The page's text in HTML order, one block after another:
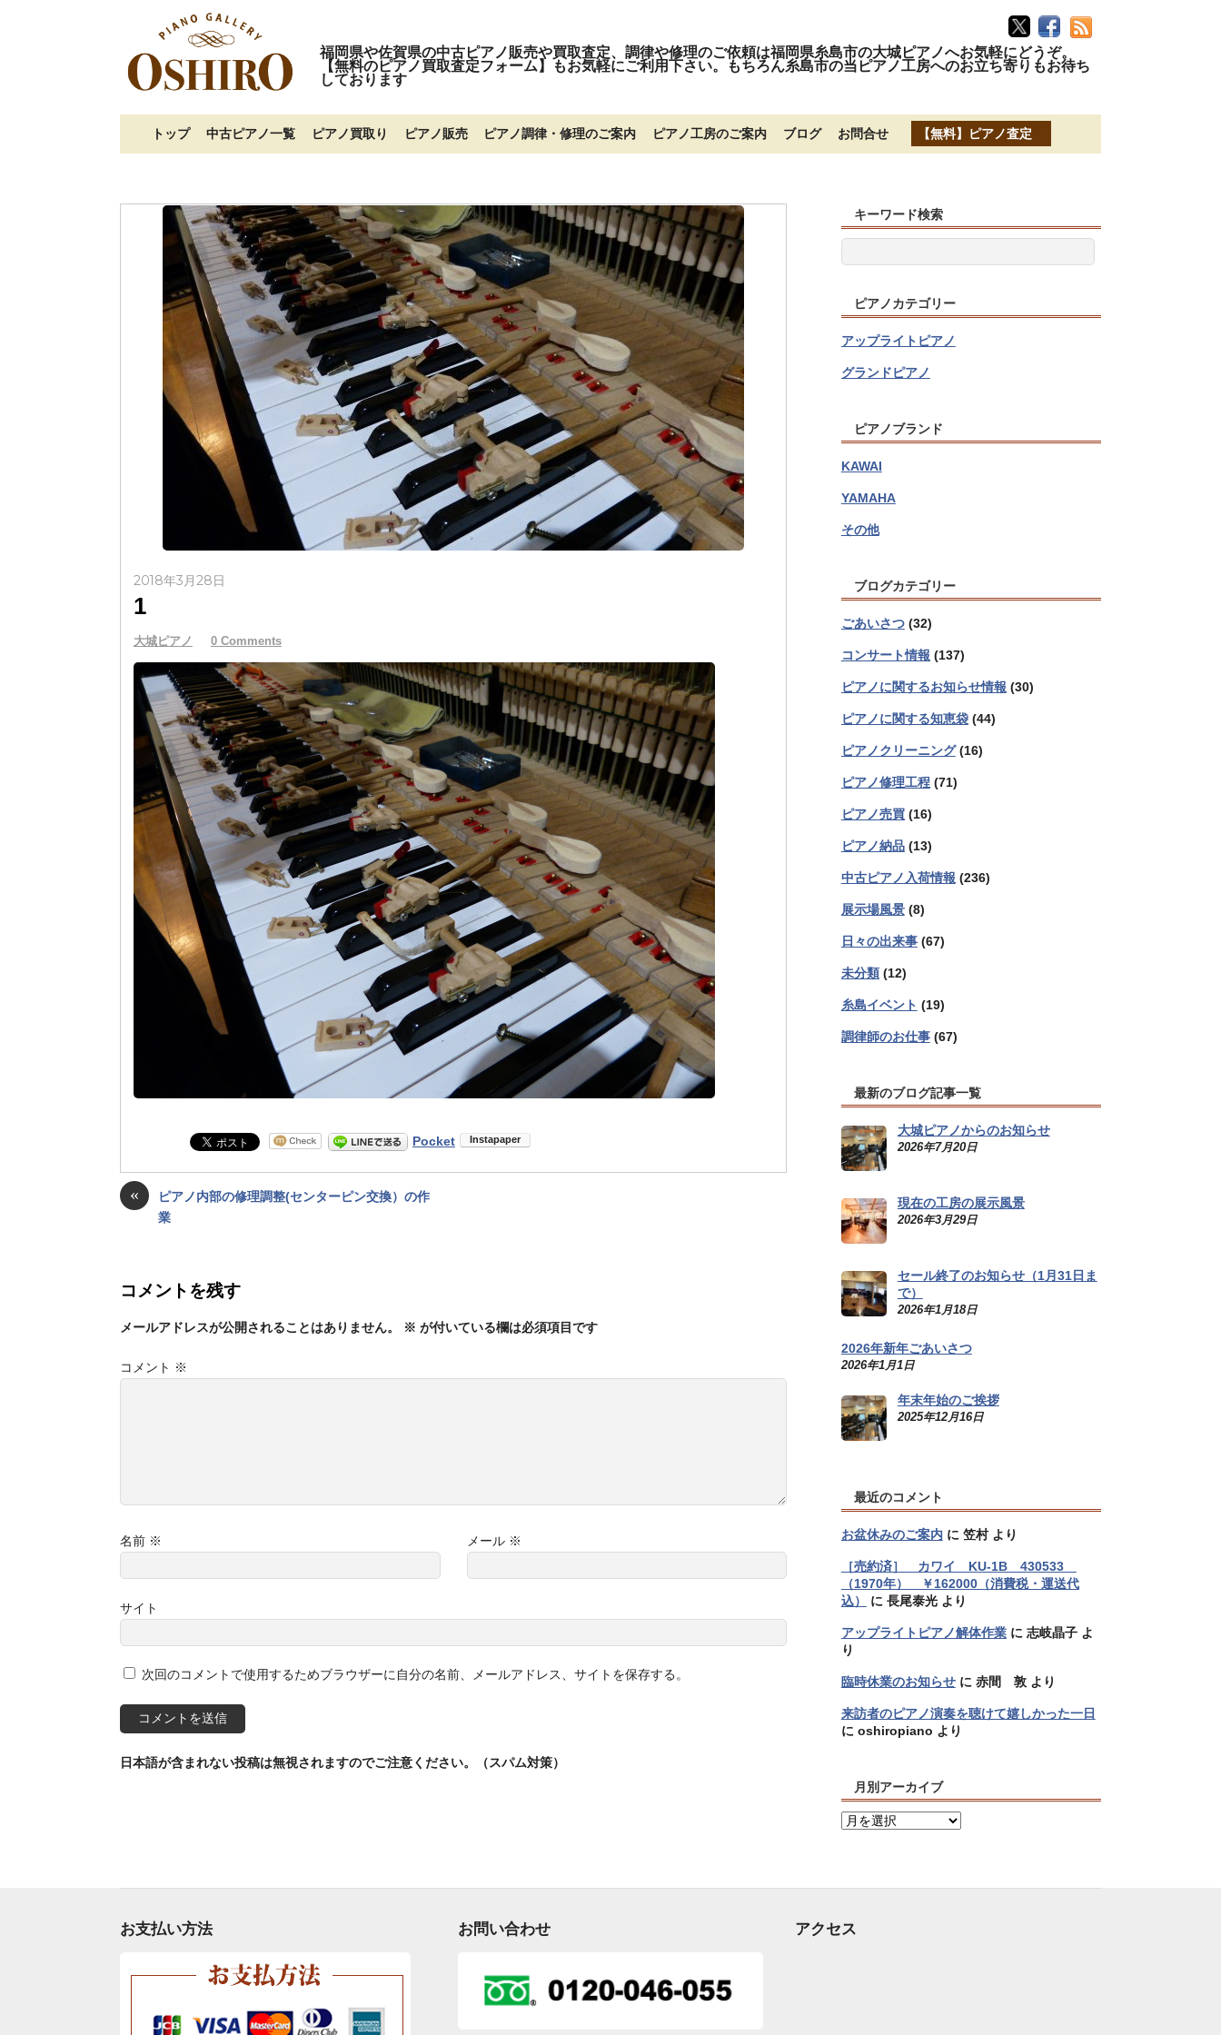
福岡県や佐賀県の中古ピアノ販売や買取査定、調律や修理のご依頼は福岡県糸島市の大城ピアノへお気軽にどうぞ。
【無料のピアノ買取査定フォーム】もお気軽にご利用下さい。もちろん糸島市の当ピアノ工房へのお立ち寄りもお待ち
しております
トップ 中古ピアノ一覧 ピアノ買取り ピアノ販売 ピアノ調律・修理のご案内 ピアノ工房のご案内 ブログ お問合せ 【無料】ピアノ査定
2018年3月28日
1
大城ピアノ 0 Comments
Pocket
«
ピアノ内部の修理調整(センターピン交換）の作
業
コメントを残す
メールアドレスが公開されることはありません。 ※ が付いている欄は必須項目です
コメント ※
名前 ※ メール ※
サイト
次回のコメントで使用するためブラウザーに自分の名前、メールアドレス、サイトを保存する。
日本語が含まれない投稿は無視されますのでご注意ください。（スパム対策）
キーワード検索
ピアノカテゴリー
アップライトピアノ
グランドピアノ
ピアノブランド
KAWAI
YAMAHA
その他
ブログカテゴリー
ごあいさつ(32)
コンサート情報 (137)
ピアノに関するお知らせ情報 (30)
ピアノに関する知恵袋(44)
ピアノクリーニング(16)
ピアノ修理工程(71)
ピアノ売買(16)
ピアノ納品(13)
中古ピアノ入荷情報 (236)
展示場風景(8)
日々の出来事(67)
未分類(12)
糸島イベント (19)
調律師のお仕事(67)
最新のブログ記事一覧
大城ピアノからのお知らせ
2026年7月20日
現在の工房の展示風景
2026年3月29日
セール終了のお知らせ（1月31日ま
で）
2026年1月18日
2026年新年ごあいさつ
2026年1月1日
年末年始のご挨拶
2025年12月16日
最近のコメント
お盆休みのご案内に 笠村より
［売約済］ カワイ KU-1B 430533
（1970年） ￥162000（消費税・運送代
込）
に 長尾泰光より
アップライトピアノ解体作業に 志岐晶子よ
り
臨時休業のお知らせに 赤間 敦より
来訪者のピアノ演奏を聴けて嬉しかった一日
に oshiropiano より
月別アーカイブ
月
イ
お支払い方法 お問い合わせ アクセス